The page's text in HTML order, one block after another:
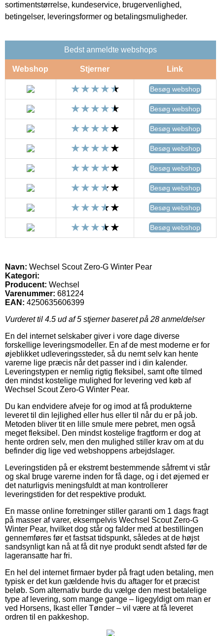
sortimentstørrelse, kundeservice, brugervenlighed,
betingelser, leveringsformer og betalingsmuligheder.
Bedst anmeldte webshops
Webshop Stjerner Link
Besøg webshop
Besøg webshop
Besøg webshop
Besøg webshop
Besøg webshop
Besøg webshop
Besøg webshop
Besøg webshop
Navn: Wechsel Scout Zero-G Winter Pear
Kategori:
Producent: Wechsel
Varenummer: 681224
EAN: 4250635606399
Vurderet til 4.5 ud af 5 stjerner baseret på 28 anmeldelser
En del internet selskaber giver i vore dage diverse
forskellige leveringsmodeller. En af de mest moderne er for
øjeblikket udleveringssteder, så du nemt selv kan hente
varerne lige præcis når det passer ind i din kalender.
Leveringstypen er nemlig rigtig fleksibel, samt ofte tilmed
den mindst kostelige mulighed for levering ved køb af
Wechsel Scout Zero-G Winter Pear.
Du kan endvidere afveje for og imod at få produkterne
leveret til din lejlighed eller hus eller til når du er på job.
Metoden bliver tit en lille smule mere pebret, men også
meget fleksibel. Den mindst kostelige fragtform er dog at
hente ordren selv, men den mulighed stiller krav om at du
befinder dig lige ved webshoppens arbejdslager.
Leveringstiden på er ekstremt bestemmende såfremt vi står
og skal bruge varerne inden for få dage, og i det øjemed er
det naturligvis meningsfuldt at man kontrollerer
leveringstiden for det respektive produkt.
En masse online forretninger stiller garanti om 1 dags fragt
på masser af varer, eksempelvis Wechsel Scout Zero-G
Winter Pear, hvilket dog står og falder med at bestillingen
gennemføres før et fastsat tidspunkt, således at de højst
sandsynligt kan nå at få dit nye produkt sendt afsted før de
lageransatte har fri.
En hel del internet firmaer byder på fragt uden betaling, men
typisk er det kun gældende hvis du aftager for et præcist
beløb. Som alternativ burde du vælge den mest betalelige
type af levering, som mange gange – ligegyldigt om man er
ved Horsens, Ikast eller Tønder – vil være at få leveret
ordren til en pakkeshop.